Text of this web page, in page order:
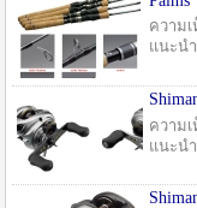
ความเ
แนะนำ
ความเ
แนะนำ